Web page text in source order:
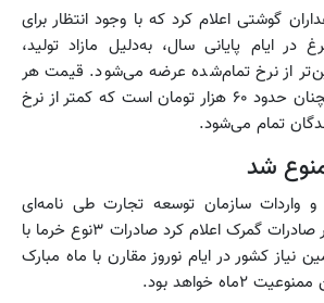
گوشتی اعلام کرد که با وجود انتظار برای
در ایام پایانی سال، به‌دلیل مازاد تولید،
از نرخ تمام‌شده عرضه می‌شود. قیمت هر
کیلوگرم مرغ زنده همچنان حدود ۶۰ هزار تومان است که کمتر از نرخ
تمام می‌شود.
شد
و واردات سازمان توسعه تجارت طی نامه‌ای
خطاب به مدیرکل دفتر صادرات گمرک اعلام کرد صادرات ۳نوع خرما با
نیاز کشور در ایام نوروز مقارن با ‌ماه مبارک
خواهد بود.